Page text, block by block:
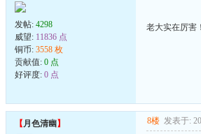
发帖: 4298
威望: 11836 点
铜币: 3558 枚
贡献值: 0 点
好评度: 0 点
老大实在厉害
【月色清幽 】 8楼 发表于: